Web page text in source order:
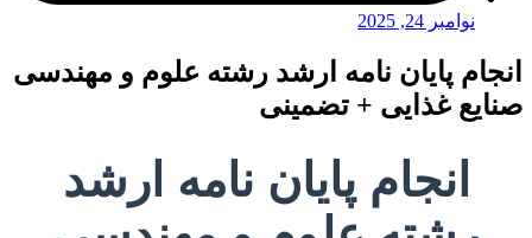
نوامبر 24, 2025
انجام پایان نامه ارشد رشته علوم و مهندسی
صنایع غذایی + تضمینی
انجام پایان نامه ارشد